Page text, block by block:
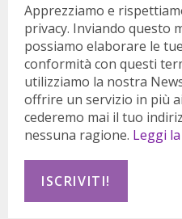
Apprezziamo e
privacy. Inviando questo
possiamo elaborare le
conformità con questi
utilizziamo la nostra
offrire un servizio in più
cederemo mai il tuo
nessuna ragione. Leggi